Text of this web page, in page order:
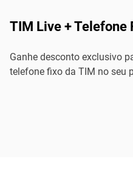
TIM Live + Telefone
Ganhe desconto exclusivo
telefone fixo da TIM no seu